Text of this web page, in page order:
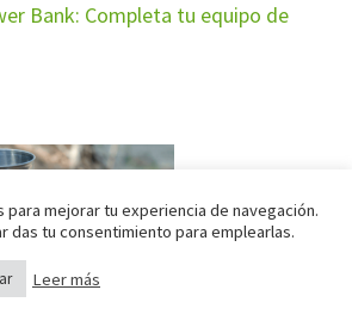
Bank: Completa tu equipo de
para mejorar tu experiencia de navegación.
das tu consentimiento para emplearlas.
Leer más